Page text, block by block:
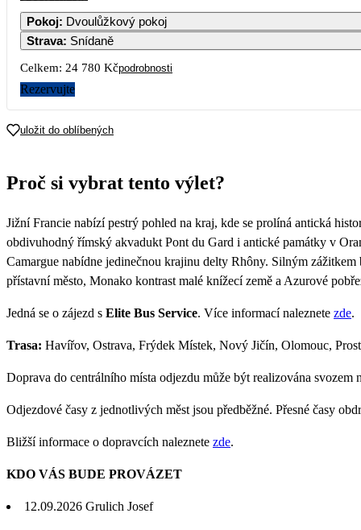
Pokoj: Dvoulůžkový pokoj
Strava: Snídaně
Celkem: 24 780 Kčpodrobnosti
Rezervujte
uložit do oblíbených
Proč si vybrat tento výlet?
Jižní Francie nabízí pestrý pohled na kraj, kde se prolíná antická
obdivuhodný římský akvadukt Pont du Gard i antické památky v
Camargue nabídne jedinečnou krajinu delty Rhôny. Silným
přístavní město, Monako kontrast malé knížecí země a Azurové
Jedná se o zájezd s Elite Bus Service. Více informací naleznete zde.
Trasa: Havířov, Ostrava, Frýdek Místek, Nový Jičín, Olomouc,
Doprava do centrálního místa odjezdu může být realizována
Odjezdové časy z jednotlivých měst jsou předběžné. Přesné časy
Bližší informace o dopravcích naleznete zde.
KDO VÁS BUDE PROVÁZET
12.09.2026 Grulich Josef